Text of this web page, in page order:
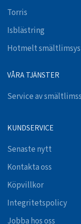
Torris
Isblästring
Hotmelt
VÅRA TJÄNSTER
Service av
KUNDSERVICE
Senaste nytt
Kontakta oss
Köpvillkor
Integritetspolicy
Jobba hos oss